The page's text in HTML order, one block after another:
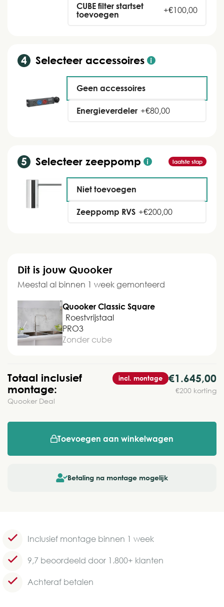
CUBE filter startset
toevoegen
+€100,00
Selecteer accessoires
Geen accessoires
Energieverdeler +€80,00
Selecteer zeeppomp laatste stap
Niet toevoegen
Zeeppomp RVS +€200,00
Dit is jouw Quooker
Meestal al binnen 1 week gemonteerd
Quooker Classic Square
Roestvrijstaal
PRO3
Zonder cube
Totaal inclusief
montage:
Quooker Deal
incl. montage €1.645,00
€200 korting
Toevoegen aan winkelwagen
Betaling na montage mogelijk
Inclusief montage binnen 1 week
9,7 beoordeeld door 1.800+ klanten
Achteraf betalen